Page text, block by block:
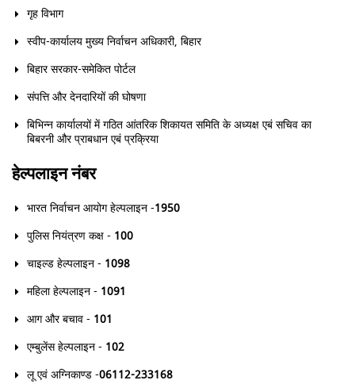
गृह विभाग
स्वीप-कार्यालय मुख्य निर्वाचन अधिकारी, बिहार
बिहार सरकार-समेकित पोर्टल
संपत्ति और देनदारियों की घोषणा
बिभिन्न कार्यालयों में गठित आंतरिक शिकायत समिति के अध्यक्ष एबं सचिव का
बिबरनी और प्राबधान एबं प्रक्रिया
हेल्पलाइन नंबर
भारत निर्वाचन आयोग हेल्पलाइन -1950
पुलिस नियंत्रण कक्ष - 100
चाइल्ड हेल्पलाइन - 1098
महिला हेल्पलाइन - 1091
आग और बचाव - 101
एम्बुलेंस हेल्पलाइन - 102
लू एवं अग्निकाण्ड -06112-233168